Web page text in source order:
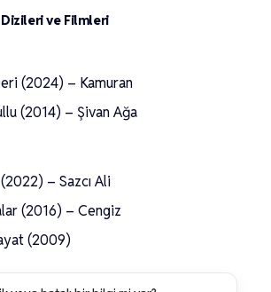
ve Filmleri
(2024) – Kamuran
(2014) – Şivan Ağa
– Sazcı Ali
(2016) – Cengiz
(2009)